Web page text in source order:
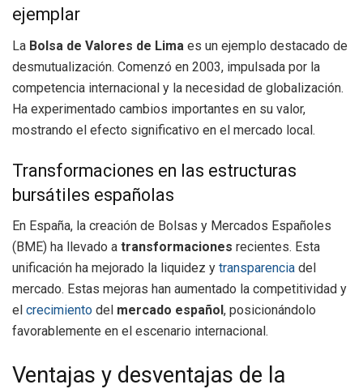
ejemplar
La Bolsa de Valores de Lima es un ejemplo destacado de
desmutualización. Comenzó en 2003, impulsada por la
competencia internacional y la necesidad de globalización.
Ha experimentado cambios importantes en su valor,
mostrando el efecto significativo en el mercado local.
Transformaciones en las estructuras
bursátiles españolas
En España, la creación de Bolsas y Mercados Españoles
(BME) ha llevado a transformaciones recientes. Esta
unificación ha mejorado la liquidez y transparencia del
mercado. Estas mejoras han aumentado la competitividad y
el crecimiento del mercado español , posicionándolo
favorablemente en el escenario internacional.
Ventajas y desventajas de la